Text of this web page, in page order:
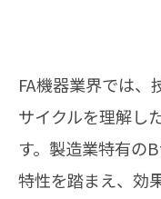
FA機器業界では
サイクルを理解し
す。製造業特有の
特性を踏まえ、効